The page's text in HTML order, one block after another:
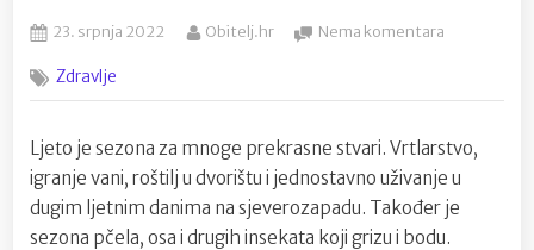
Posted
23. srpnja 2022 By
Obitelj.hr Nema komentara
od
i
drugih
ubodnih
insekata
Zdravlje
Ljeto je sezona za mnoge prekrasne stvari. Vrtlarstvo,
igranje vani, roštilj u dvorištu i jednostavno uživanje u
dugim ljetnim danima na sjeverozapadu. Također je
sezona pčela, osa i drugih insekata koji grizu i bodu.